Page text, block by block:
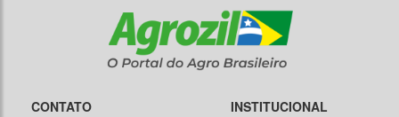
CONTATO
INSTITUCIONAL